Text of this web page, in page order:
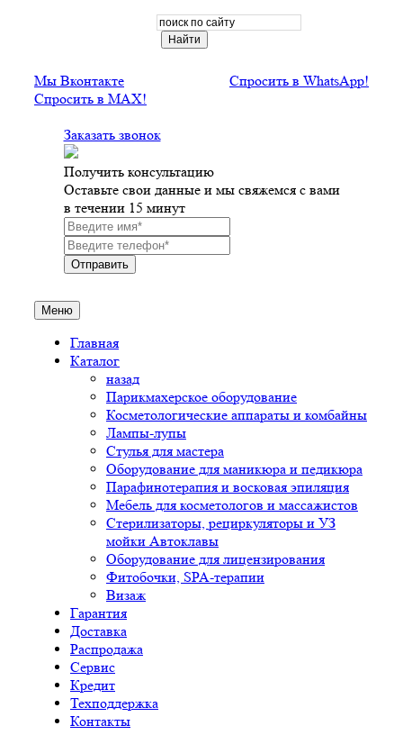
Мы Вконтакте
Спросить в WhatsApp!
Спросить в MAX!
Заказать звонок
Получить консультацию
Оставьте свои данные и мы свяжемся с вами
в течении 15 минут
Меню
Главная
Каталог
назад
Парикмахерское оборудование
Косметологические аппараты и комбайны
Лампы-лупы
Стулья для мастера
Оборудование для маникюра и педикюра
Парафинотерапия и восковая эпиляция
Мебель для косметологов и массажистов
Стерилизаторы, рециркуляторы и УЗ
мойки Автоклавы
Оборудование для лицензирования
Фитобочки, SPA-терапии
Визаж
Гарантия
Доставка
Распродажа
Сервис
Кредит
Техподдержка
Контакты